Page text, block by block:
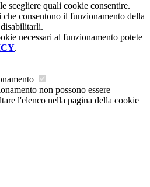
scegliere quali cookie consentire.
consentono il funzionamento della
necessari al funzionamento potete
.
non possono essere
l'elenco nella pagina della cookie